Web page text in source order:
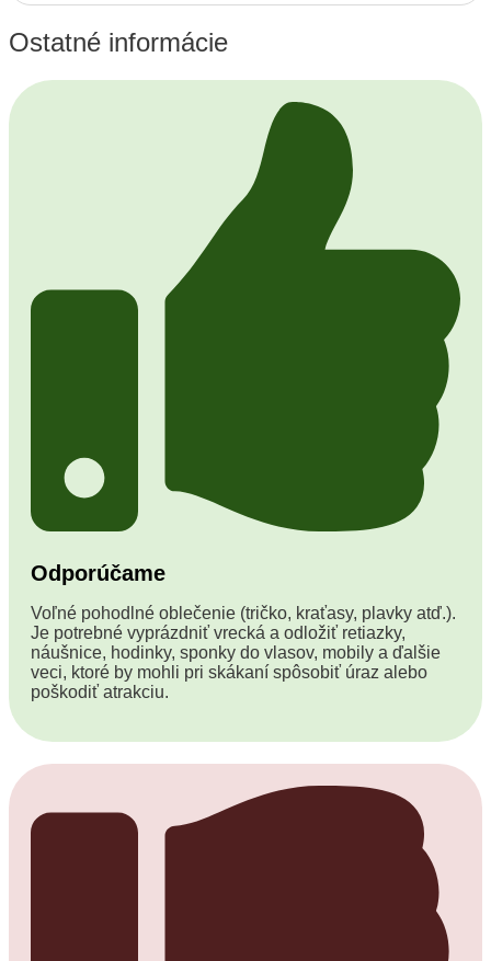
Ostatné informácie
Odporúčame
Voľné pohodlné oblečenie (tričko, kraťasy, plavky atď.).
Je potrebné vyprázdniť vrecká a odložiť retiazky,
náušnice, hodinky, sponky do vlasov, mobily a ďalšie
veci, ktoré by mohli pri skákaní spôsobiť úraz alebo
poškodiť atrakciu.